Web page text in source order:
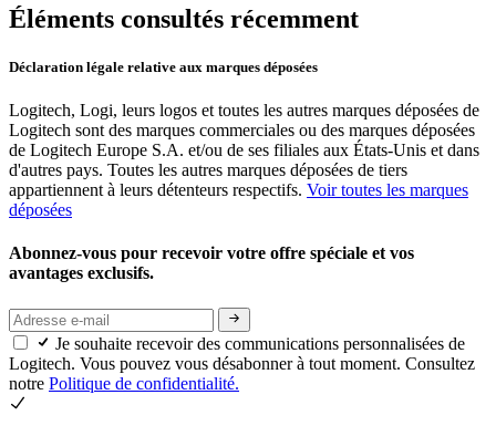
Éléments consultés récemment
Déclaration légale relative aux marques déposées
Logitech, Logi, leurs logos et toutes les autres marques déposées de
Logitech sont des marques commerciales ou des marques déposées
de Logitech Europe S.A. et/ou de ses filiales aux États-Unis et dans
d'autres pays. Toutes les autres marques déposées de tiers
appartiennent à leurs détenteurs respectifs. Voir toutes les marques
déposées
Abonnez-vous pour recevoir votre offre spéciale et vos
avantages exclusifs.
Je souhaite recevoir des communications personnalisées de
Logitech. Vous pouvez vous désabonner à tout moment. Consultez
notre Politique de confidentialité.